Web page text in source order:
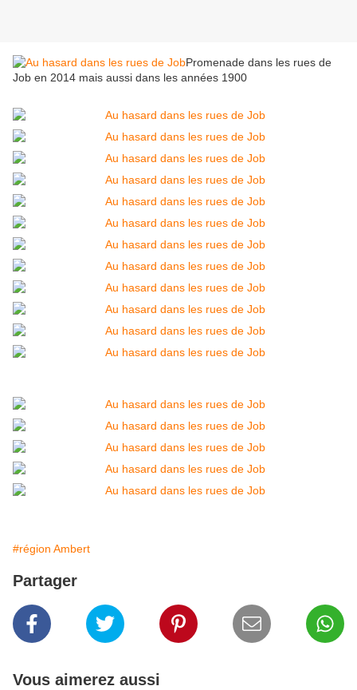
Promenade dans les rues de
Job en 2014 mais aussi dans les années 1900
#région Ambert
Partager
Vous aimerez aussi